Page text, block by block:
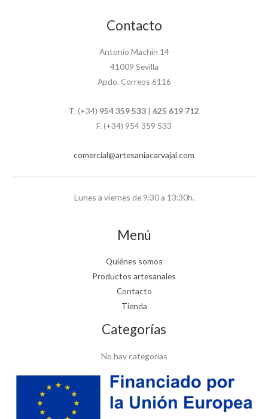
Contacto
Antonio Machín 14
41009 Sevilla
Apdo. Correos 6116
T. (+34) 954 359 533 | 625 619 712
F. (+34) 954 359 533
comercial@artesaniacarvajal.com
Lunes a viernes de 9:30 a 13:30h.
Menú
Quiénes somos
Productos artesanales
Contacto
Tienda
Categorías
No hay categorías